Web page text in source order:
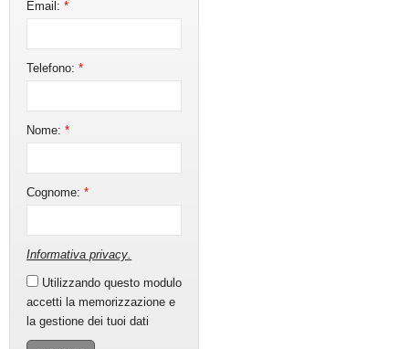
Email:*
Telefono:*
Nome:*
Cognome:*
Informativa privacy
Utilizzando questo modulo
accetti la memorizzazione e
la gestione dei tuoi dati